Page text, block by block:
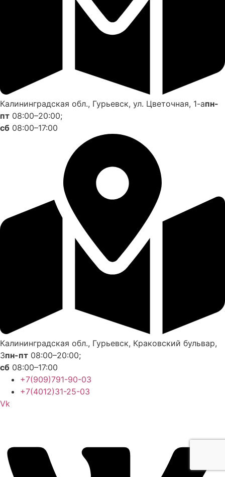
Калининградская обл., Гурьевск, ул. Цветочная, 1-апн-
пт 08:00–20:00;
сб 08:00–17:00
Калининградская обл., Гурьевск, Краковский бульвар,
3пн-пт 08:00–20:00;
сб 08:00–17:00
+7(909)791-90-03
+7(4012)31-25-03
Vk